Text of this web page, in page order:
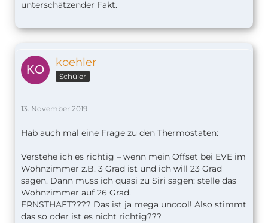
unterschätzender Fakt.
koehler
Schüler
13. November 2019
Hab auch mal eine Frage zu den Thermostaten:
Verstehe ich es richtig – wenn mein Offset bei EVE im
Wohnzimmer z.B. 3 Grad ist und ich will 23 Grad
sagen. Dann muss ich quasi zu Siri sagen: stelle das
Wohnzimmer auf 26 Grad.
ERNSTHAFT???? Das ist ja mega uncool! Also stimmt
das so oder ist es nicht richtig???